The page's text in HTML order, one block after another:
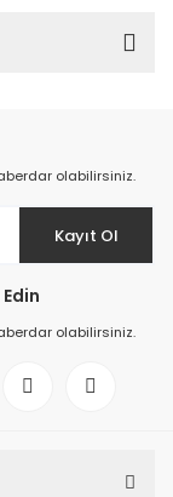
olabilirsiniz.
Kayıt Ol
olabilirsiniz.